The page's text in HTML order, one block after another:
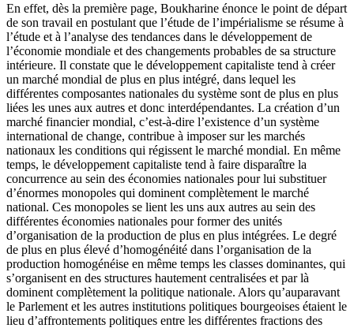
En effet, dès la première page, Boukharine énonce le point de départ
de son travail en postulant que l’étude de l’impérialisme se résume à
l’étude et à l’analyse des tendances dans le développement de
l’économie mondiale et des changements probables de sa structure
intérieure. Il constate que le développement capitaliste tend à créer
un marché mondial de plus en plus intégré, dans lequel les
différentes composantes nationales du système sont de plus en plus
liées les unes aux autres et donc interdépendantes. La création d’un
marché financier mondial, c’est-à-dire l’existence d’un système
international de change, contribue à imposer sur les marchés
nationaux les conditions qui régissent le marché mondial. En même
temps, le développement capitaliste tend à faire disparaître la
concurrence au sein des économies nationales pour lui substituer
d’énormes monopoles qui dominent complètement le marché
national. Ces monopoles se lient les uns aux autres au sein des
différentes économies nationales pour former des unités
d’organisation de la production de plus en plus intégrées. Le degré
de plus en plus élevé d’homogénéité dans l’organisation de la
production homogénéise en même temps les classes dominantes, qui
s’organisent en des structures hautement centralisées et par là
dominent complètement la politique nationale. Alors qu’auparavant
le Parlement et les autres institutions politiques bourgeoises étaient le
lieu d’affrontements politiques entre les différentes fractions des